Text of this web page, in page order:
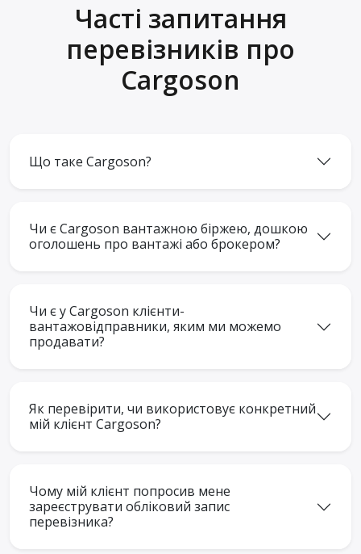
Часті запитання
перевізників про
Cargoson
Що таке Cargoson?
Чи є Cargoson вантажною біржею, дошкою
оголошень про вантажі або брокером?
Чи є у Cargoson клієнти-
вантажовідправники, яким ми можемо
продавати?
Як перевірити, чи використовує конкретний
мій клієнт Cargoson?
Чому мій клієнт попросив мене
зареєструвати обліковий запис
перевізника?